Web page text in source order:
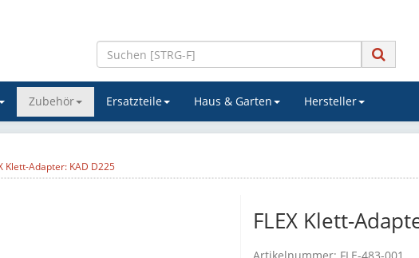
Zubehör Ersatzteile Haus & Garten Hersteller
Klett-Adapter: KAD D225
FLEX Klett-